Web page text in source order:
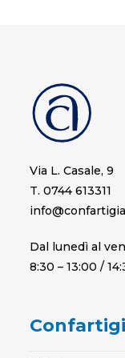
Via L. Casale, 9
T. 0744 613311
Dal lunedì al
8:30 – 13:00 /